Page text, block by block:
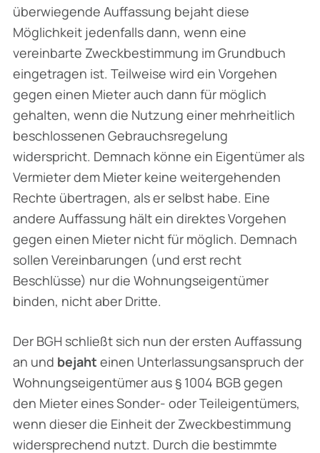
überwiegende Auffassung bejaht diese
Möglichkeit jedenfalls dann, wenn eine
vereinbarte Zweckbestimmung im Grundbuch
eingetragen ist. Teilweise wird ein Vorgehen
gegen einen Mieter auch dann für möglich
gehalten, wenn die Nutzung einer mehrheitlich
beschlossenen Gebrauchsregelung
widerspricht. Demnach könne ein Eigentümer als
Ver­mieter dem Mieter keine weitergehenden
Rechte übertragen, als er selbst habe. Eine
andere Auffassung hält ein direktes Vorgehen
gegen einen Mieter nicht für möglich. Demnach
sollen Vereinbarungen (und erst recht
Beschlüsse) nur die Wohnungseigentümer
binden, nicht aber Dritte.
Der BGH schließt sich nun der ersten Auffassung
an und bejaht einen Unterlassungsanspruch der
Wohnungseigentümer aus § 1004 BGB gegen
den Mieter eines Sonder- oder Teileigen­tümers,
wenn dieser die Einheit der Zweckbestimmung
widersprechend nutzt. Durch die bestimmte